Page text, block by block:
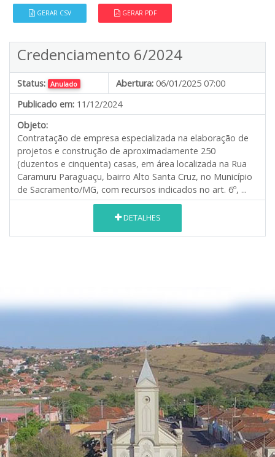
GERAR CSV GERAR PDF
Credenciamento 6/2024
Status: Anulado Abertura: 06/01/2025 07:00
Publicado em: 11/12/2024
Objeto:
Contratação de empresa especializada na elaboração de
projetos e construção de aproximadamente 250
(duzentos e cinquenta) casas, em área localizada na Rua
Caramuru Paraguaçu, bairro Alto Santa Cruz, no Município
de Sacramento/MG, com recursos indicados no art. 6º, ...
DETALHES